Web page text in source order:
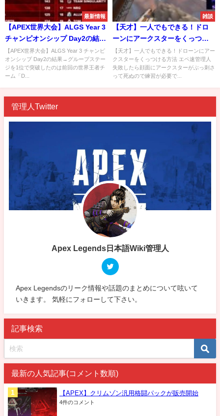
最新情報
【APEX世界大会】ALGS Year 3
チャンピオンシップ Day2の結果
→グループステージを1位で突破
したのは前回の世界王者チーム
「DarkZero」
【APEX世界大会】ALGS Year 3 チャンピ
オンシップ Day2の結果→グループステー
ジを1位で突破したのは前回の世界王者チ
ーム「D...
雑談
【天才】一人でもできる！ドロ
ーンにアークスターをくっつけ
る方法
【天才】一人でもできる！ドローンにアー
クスターをくっつける方法 エペ速管理人
失敗したら顔面にアークスターがぶっ刺さ
って死ぬので練習が必要で...
管理人Twitter
Apex Legends日本語Wiki管理人
Apex Legendsのリーク情報や話題のまとめについて呟いて
いきます。 気軽にフォローして下さい。
記事検索
最新の人気記事(コメント数順)
【APEX】クリムゾン汎用格闘パックが販売開始
4件のコメント